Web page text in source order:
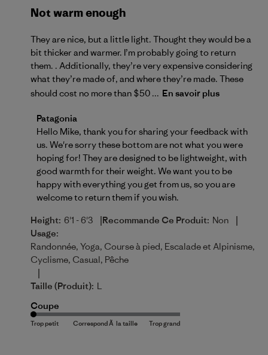
Not warm enough
They are nice, but a little light. Thought they would be a
bit thicker and warmer. I’m probably going to return
them. . Additionally, they’re very expensive considering
what they’re made of, and where they’re made. These
should cost no more than $50 ... En savoir plus
Commentaires du propriétaire du magasin sur
Patagonia
Hello Mike, thank you for sharing your feedback with
us. We're sorry these bottom are not what you were
hoping for! They are designed to be lightweight, with
good warmth for their weight. We want you to be
happy with everything you get from us, so you are
welcome to return them if you wish.
Height: 6'1 - 6'3 |Recommande Ce Produit: Non |
Usage:
Randonnée, Yoga, Course à pied, Escalade et Alpinisme,
Cyclisme, Casual, Pêche
|
Taille (produit): L
Coupe